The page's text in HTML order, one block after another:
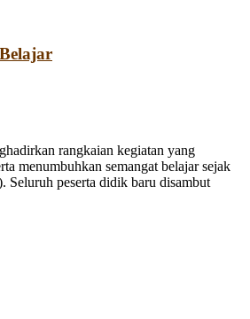
rangkaian kegiatan yang
menumbuhkan semangat belajar sejak
Seluruh peserta didik baru disambut